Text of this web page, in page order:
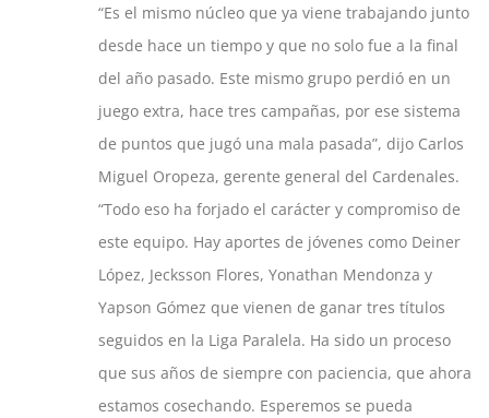
“Es el mismo núcleo que ya viene trabajando junto
desde hace un tiempo y que no solo fue a la final
del año pasado. Este mismo grupo perdió en un
juego extra, hace tres campañas, por ese sistema
de puntos que jugó una mala pasada”, dijo Carlos
Miguel Oropeza, gerente general del Cardenales.
“Todo eso ha forjado el carácter y compromiso de
este equipo. Hay aportes de jóvenes como Deiner
López, Jecksson Flores, Yonathan Mendonza y
Yapson Gómez que vienen de ganar tres títulos
seguidos en la Liga Paralela. Ha sido un proceso
que sus años de siempre con paciencia, que ahora
estamos cosechando. Esperemos se pueda